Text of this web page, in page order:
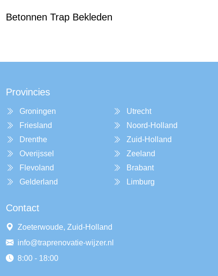
Betonnen Trap Bekleden
Provincies
Groningen
Friesland
Drenthe
Overijssel
Flevoland
Gelderland
Utrecht
Noord-Holland
Zuid-Holland
Zeeland
Brabant
Limburg
Contact
Zoeterwoude, Zuid-Holland
info@traprenovatie-wijzer.nl
8:00 - 18:00